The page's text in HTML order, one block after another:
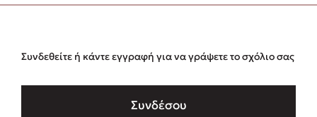
Συνδεθείτε ή κάντε εγγραφή για να γράψετε το σχόλιο σας
Συνδέσου